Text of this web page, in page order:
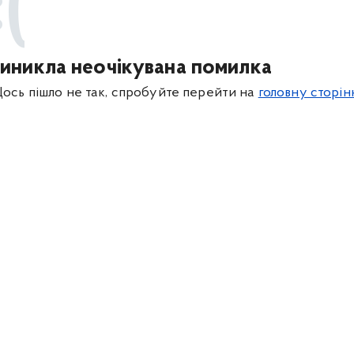
неочікувана помилка
пішло не так, спробуйте перейти на головну